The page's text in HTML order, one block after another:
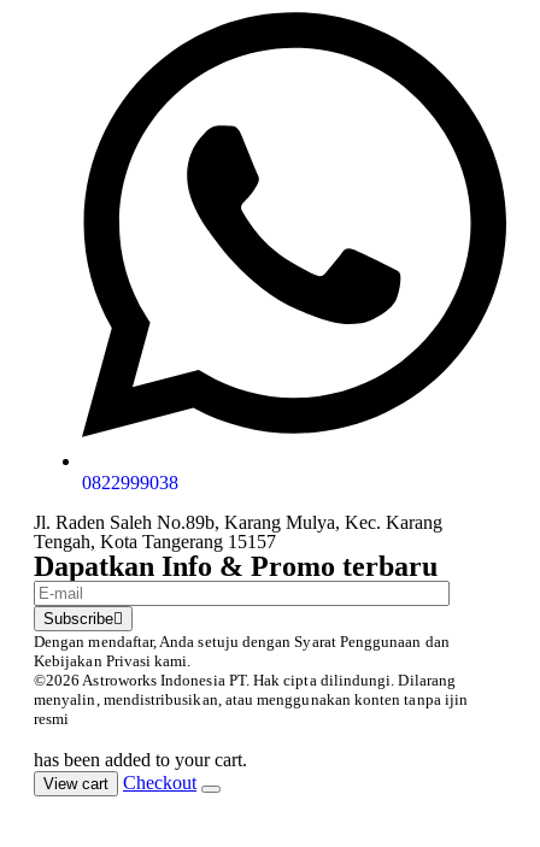
0822999038
Jl. Raden Saleh No.89b, Karang Mulya, Kec. Karang
Tengah, Kota Tangerang 15157
Dapatkan Info & Promo terbaru
Subscribe
Dengan mendaftar, Anda setuju dengan Syarat Penggunaan dan
Kebijakan Privasi kami.
©️2026 Astroworks Indonesia PT. Hak cipta dilindungi. Dilarang
menyalin, mendistribusikan, atau menggunakan konten tanpa ijin
resmi
has been added to your cart.
View cart Checkout